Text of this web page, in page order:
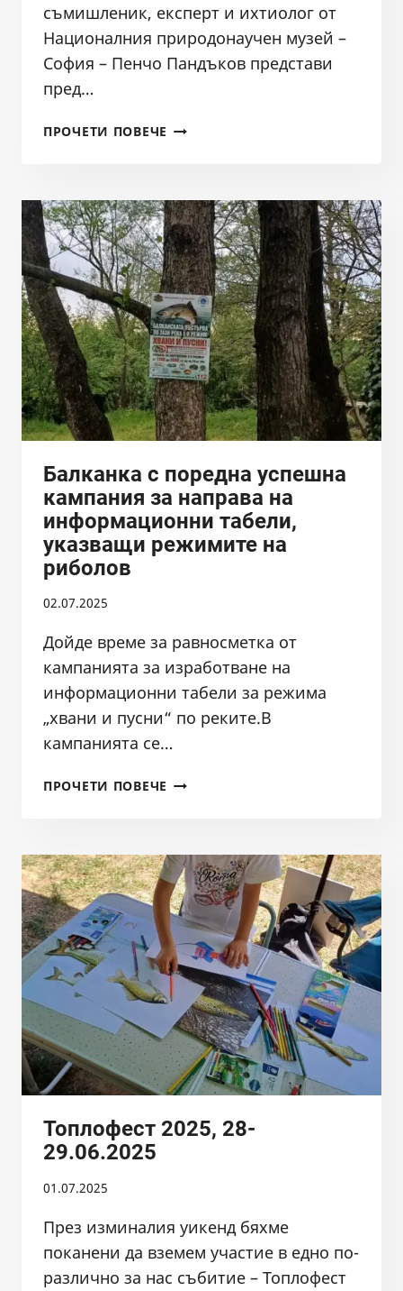
съмишленик, експерт и ихтиолог от
Националния природонаучен музей –
София – Пенчо Пандъков представи
пред…
ПРОЧЕТИ ПОВЕЧЕ МАКЕДОНСКАТА
БАЛКАНКА,
КОЯТО
СЕ
ЗАВРЪЩА
У
ДОМА
Балканка с поредна успешна
кампания за направа на
информационни табели,
указващи режимите на
риболов
02.07.2025
Дойде време за равносметка от
кампанията за изработване на
информационни табели за режима
„хвани и пусни“ по реките.В
кампанията се…
ПРОЧЕТИ ПОВЕЧЕ БАЛКАНКА
КАМПАНИЯ
ЗА
НАПРАВА
НА
ИНФОРМАЦИОННИ
ТАБЕЛИ,
УКАЗВАЩИ
РЕЖИМИТЕ
НА
РИБОЛОВ
Топлофест 2025, 28-
29.06.2025
01.07.2025
През изминалия уикенд бяхме
поканени да вземем участие в едно по-
различно за нас събитие – Топлофест